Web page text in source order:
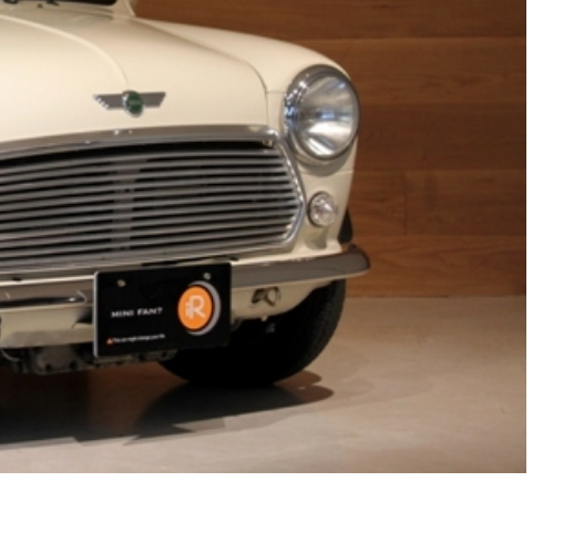
ROVER MINI サービス工場
iR MAKERS